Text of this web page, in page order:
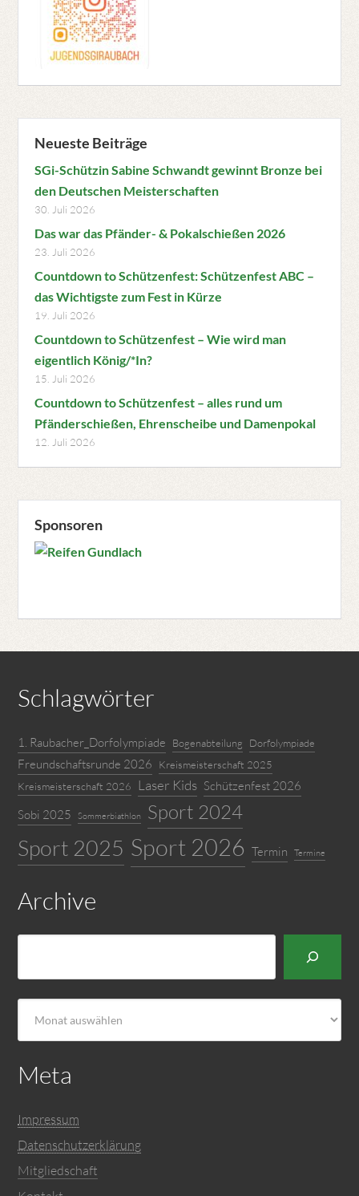
Neueste Beiträge
SGi-Schützin Sabine Schwandt gewinnt Bronze bei
den Deutschen Meisterschaften
30. Juli 2026
Das war das Pfänder- & Pokalschießen 2026
23. Juli 2026
Countdown to Schützenfest: Schützenfest ABC –
das Wichtigste zum Fest in Kürze
19. Juli 2026
Countdown to Schützenfest – Wie wird man
eigentlich König/*In?
15. Juli 2026
Countdown to Schützenfest – alles rund um
Pfänderschießen, Ehrenscheibe und Damenpokal
12. Juli 2026
Sponsoren
Schlagwörter
1. Raubacher_Dorfolympiade Bogenabteilung Dorfolympiade
Freundschaftsrunde 2026
Kreismeisterschaft 2025
Kreismeisterschaft 2026
Laser Kids Schützenfest 2026
Sobi 2025
Sommerbiathlon Sport 2024
Sport 2025 Sport 2026 Termin Termine
Archive
Meta
Impressum
Datenschutzerklärung
Mitgliedschaft